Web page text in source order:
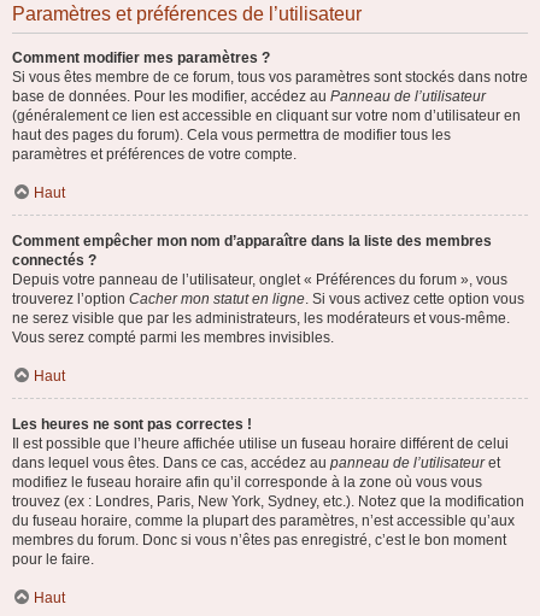
Paramètres et préférences de l’utilisateur
Comment modifier mes paramètres ?
Si vous êtes membre de ce forum, tous vos paramètres sont stockés dans notre
base de données. Pour les modifier, accédez au Panneau de l’utilisateur
(généralement ce lien est accessible en cliquant sur votre nom d’utilisateur en
haut des pages du forum). Cela vous permettra de modifier tous les
paramètres et préférences de votre compte.
Haut
Comment empêcher mon nom d’apparaître dans la liste des membres
connectés ?
Depuis votre panneau de l’utilisateur, onglet « Préférences du forum », vous
trouverez l’option Cacher mon statut en ligne. Si vous activez cette option vous
ne serez visible que par les administrateurs, les modérateurs et vous-même.
Vous serez compté parmi les membres invisibles.
Haut
Les heures ne sont pas correctes !
Il est possible que l’heure affichée utilise un fuseau horaire différent de celui
dans lequel vous êtes. Dans ce cas, accédez au panneau de l’utilisateuret
modifiez le fuseau horaire afin qu’il corresponde à la zone où vous vous
trouvez (ex : Londres, Paris, New York, Sydney, etc.). Notez que la modification
du fuseau horaire, comme la plupart des paramètres, n’est accessible qu’aux
membres du forum. Donc si vous n’êtes pas enregistré, c’est le bon moment
pour le faire.
Haut